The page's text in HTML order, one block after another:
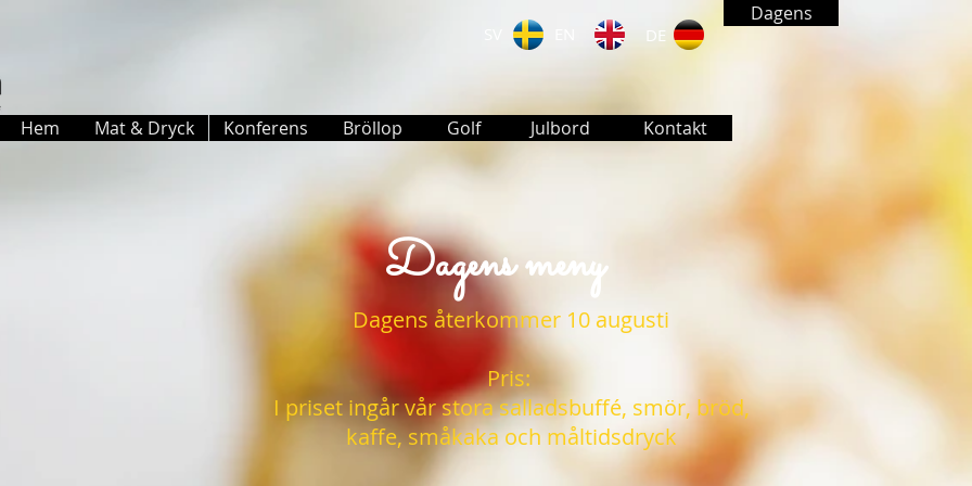
DE
Dagens
Hem Mat & Dryck Konferens Bröllop Golf Julbord Kontakt
Dagens meny
Dagens återkommer 10 augusti
Pris:
I priset ingår vår stora salladsbuffé, smör, bröd,
kaffe, småkaka och måltidsdryck